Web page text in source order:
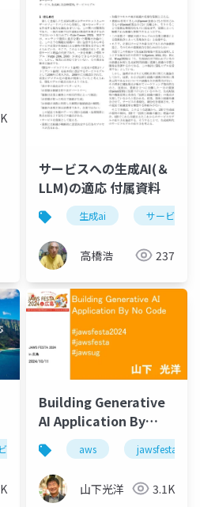
サービスへの生成AI(＆
LLM)の適応 付属資料
生成ai サービス
高橋浩 237
sdlモデル 社会物質性
Building Generative
AI Application By
NoCode(JAWS FESTA
2024)
aws jawsfesta
山下光洋 3.1K